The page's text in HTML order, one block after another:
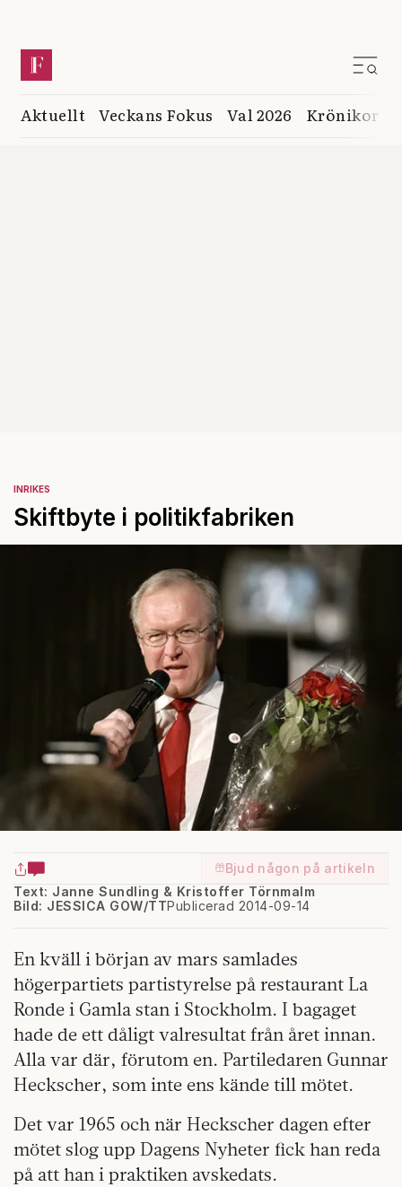
Aktuellt Veckans Fokus Val 2026 Krönikor
INRIKES
Skiftbyte i politikfabriken
Bjud någon på artikeln
Text: Janne Sundling & Kristoffer Törnmalm
Publicerad 2014-09-14
Bild: JESSICA GOW/TT
En kväll i början av mars samlades
högerpartiets partistyrelse på restaurant La
Ronde i Gamla stan i Stockholm. I bagaget
hade de ett dåligt valresultat från året innan.
Alla var där, förutom en. Partiledaren Gunnar
Heckscher, som inte ens kände till mötet.
Det var 1965 och när Heckscher dagen efter
mötet slog upp Dagens Nyheter fick han reda
på att han i praktiken avskedats.